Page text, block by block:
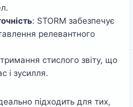
: STORM забезпечує
релевантного
стислого звіту, що
і зусилля.
підходить для тих,